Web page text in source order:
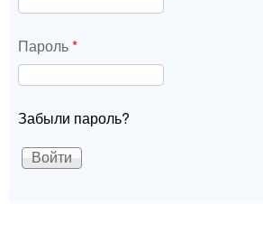
Пароль*
Забыли пароль?